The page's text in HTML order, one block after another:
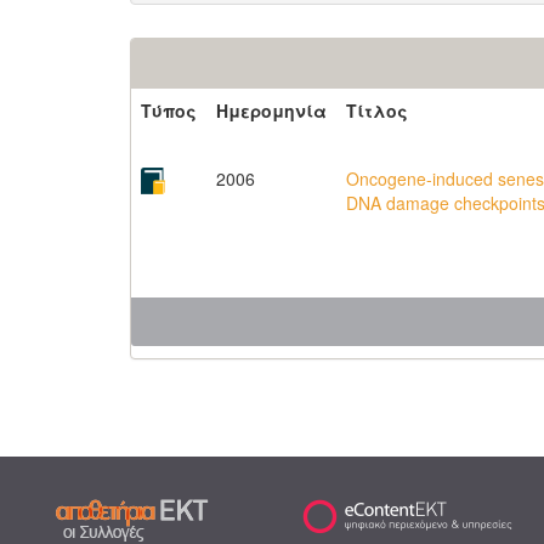
Τύπος Ημερομηνία Τίτλος
2006
Oncogene-induced
DNA damage checkpoints